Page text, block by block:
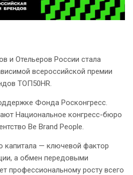
и Отельеров России стала
всероссийской премии
ТОП50HR.
Фонда Росконгресс.
Национальное конгресс-бюро
Be Brand People.
капитала — ключевой фактор
а обмен передовыми
профессиональному росту всего